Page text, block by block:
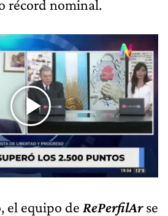
récord nominal.
el equipo de RePerfilAr se